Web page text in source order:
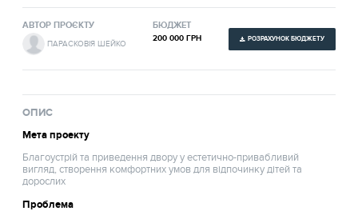
АВТОР ПРОЄКТУ
ПАРАСКОВІЯ ШЕЙКО
БЮДЖЕТ
200 000 ГРН РОЗРАХУНОК БЮДЖЕТУ
ОПИС
Мета проекту
Благоустрій та приведення двору у естетично-привабливий
вигляд, створення комфортних умов для відпочинку дітей та
дорослих
Проблема